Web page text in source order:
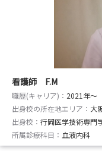
看護師 F.M
職歴(キャリア)： 2021年〜
出身校の所在地エリア： 大
出身校： 行岡医学技術専門
所属診療科目： 血液内科